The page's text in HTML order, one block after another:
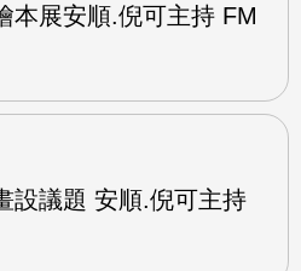
本展安順.倪可主持 FM
設議題 安順.倪可主持